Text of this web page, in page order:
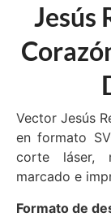
Jesús
Vector Jesús
en formato
corte láser,
marcado e
Formato de